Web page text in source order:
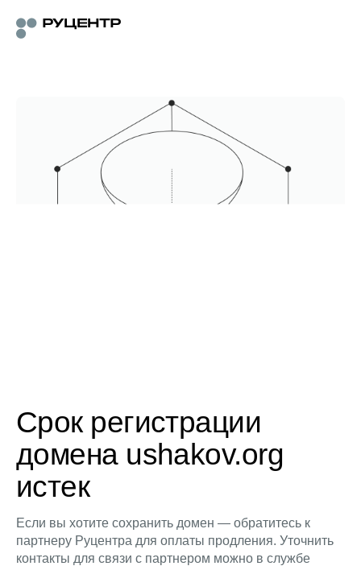
Срок регистрации
домена ushakov.org
истек
Если вы хотите сохранить домен — обратитесь к
партнеру Руцентра для оплаты продления. Уточнить
контакты для связи с партнером можно в службе